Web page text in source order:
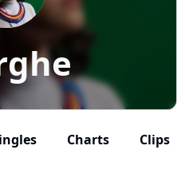
Charts Clips